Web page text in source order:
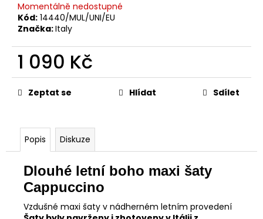
Momentálně nedostupné
Kód: 14440/MUL/UNI/EU
Značka:Italy
1 090 Kč
Měrná
cena:Zeptat se Hlídat Sdílet
Popis Diskuze
Dlouhé letní boho maxi šaty
Cappuccino
Vzdušné maxi šaty v nádherném letním provedení